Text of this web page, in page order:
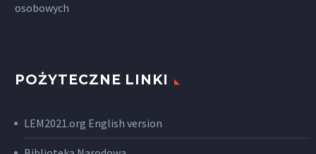
osobowych
POŻYTECZNE LINKI
LEM2021.org English version